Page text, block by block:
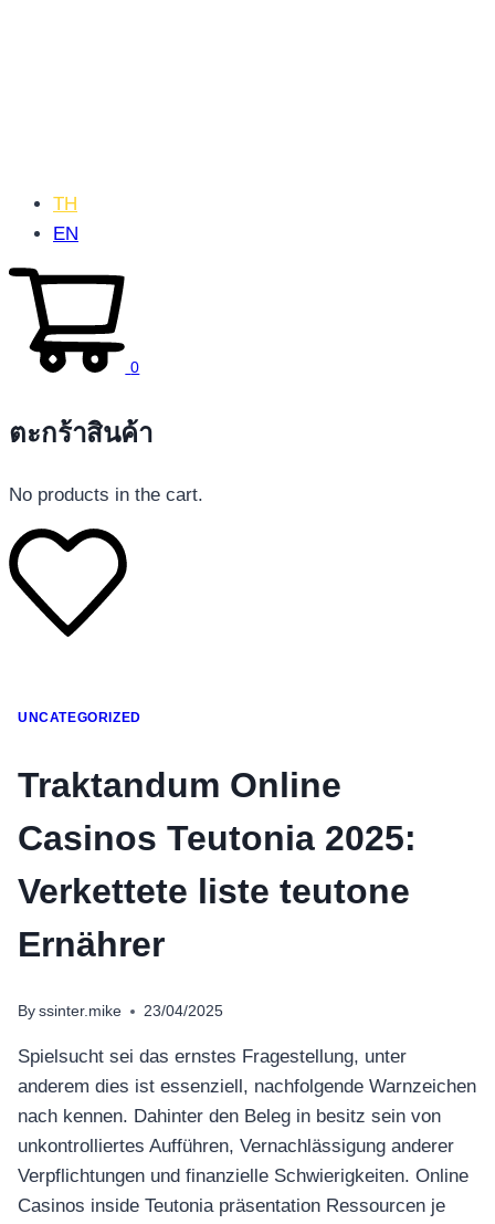
โทรศัพท์มือถือ
อุปกรณ์เสริมโทรศัพท์
สินค้าตามแบรนด์
TH
EN
0
ตะกร้าสินค้า
No products in the cart.
UNCATEGORIZED
Traktandum Online
Casinos Teutonia 2025:
Verkettete liste teutone
Ernährer
By ssinter.mike 23/04/2025
Spielsucht sei das ernstes Fragestellung, unter
anderem dies ist essenziell, nachfolgende Warnzeichen
nach kennen. Dahinter den Beleg in besitz sein von
unkontrolliertes Aufführen, Vernachlässigung anderer
Verpflichtungen und finanzielle Schwierigkeiten. Online
Casinos inside Teutonia präsentation Ressourcen je